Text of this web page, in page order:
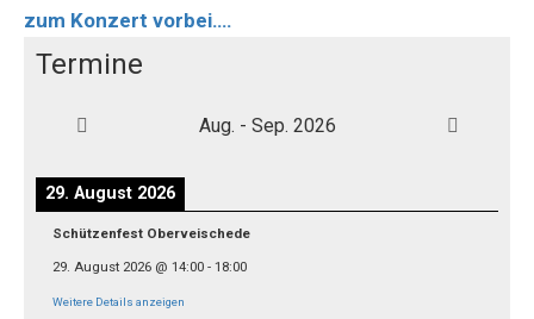
zum Konzert vorbei….
Termine
Aug. - Sep. 2026
29. August 2026
Schützenfest Oberveischede
29. August 2026 @ 14:00 - 18:00
Weitere Details anzeigen